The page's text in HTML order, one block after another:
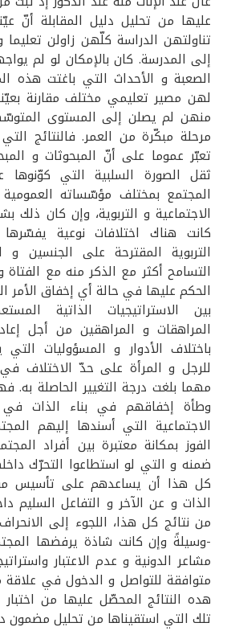
عليها من تحليل دليل المقابلة أنّ
تناولتهن الدراسة كلّهن زاولن
إلى المدرسة. كان بالإمكان لو لم
الصعبة و الأحداث التي باغتت هذه
لهن مصير تعليمي مختلف مقارنة
منهن لم يصلن إلى المستوى
مرحلة مبكّرة من العمر. فالنتائج
تعبّر عموما على أنّ المبحوثات و
ثقل الصورة السلبية التي
المجتمع بمختلف مؤسّساته العمومية
الاجتماعية و التربوية، وإن كان ذلك
كانت هناك اختلافات نوعية يفسّرها
التربوية المقترحة على الجنسين
التسامح أكثر مع الذكر منه مع
الحكم عليها في حالة أي إخفاق الأمر
بين الاستراتيجيات الذاتية
المراهقات و المراهقين من أجل
باختلاف الأدوار و المسؤوليات
للرجل و المرأة على حدّ الاختلاف
مهما بلغت درجة التغيير الحاصلة به.
وطأة إخفاقهم في بناء الذات في
الاجتماعية التي أسندها إليهم
الفوز بمكانة معتبرة بين أفراد
ضمنه و التي لو استطاعوا التحرّك
كل هذا أن يساعدهم على تأسيس
الذات و عن الآخر و التفاعل السليم
من نتائج كل هذا، اللجوء إلى
-وسيلةً وإن كانت شاذة يرفضها
مشاعر الدونية و عدم الاعتبار
متوافقة للتواصل و الدخول في علاقة
هده النتائج المحصّل عليها من
تلك التي استقيناها من تحليل مضمون